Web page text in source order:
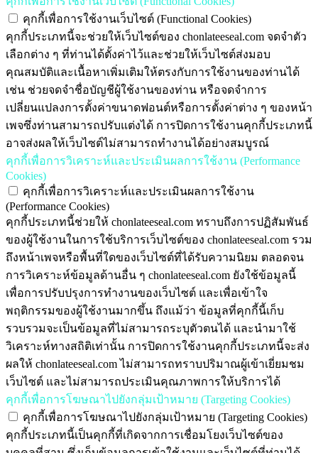
คุกกี้เพื่อการใช้งานเว็บไซต์ (Functional Cookies)
คุกกี้ประเภทนี้จะช่วยให้เว็บไซต์ของ chonlateeseal.com จดจำตัว
เลือกต่าง ๆ ที่ท่านได้ตั้งค่าไว้และช่วยให้เว็บไซต์ส่งมอบ
คุณสมบัติและเนื้อหาเพิ่มเติมให้ตรงกับการใช้งานของท่านได้
เช่น ช่วยจดจำชื่อบัญชีผู้ใช้งานของท่าน หรือจดจำการ
เปลี่ยนแปลงการตั้งค่าขนาดฟอนต์หรือการตั้งค่าต่าง ๆ ของหน้า
เพจซึ่งท่านสามารถปรับแต่งได้ การปิดการใช้งานคุกกี้ประเภทนี้
อาจส่งผลให้เว็บไซต์ไม่สามารถทำงานได้อย่างสมบูรณ์
คุกกี้เพื่อการวิเคราะห์และประเมินผลการใช้งาน (Performance
Cookies)
คุกกี้เพื่อการวิเคราะห์และประเมินผลการใช้งาน
(Performance Cookies)
คุกกี้ประเภทนี้ช่วยให้ chonlateeseal.com ทราบถึงการปฏิสัมพันธ์
ของผู้ใช้งานในการใช้บริการเว็บไซต์ของ chonlateeseal.com รวม
ถึงหน้าเพจหรือพื้นที่ใดของเว็บไซต์ที่ได้รับความนิยม ตลอดจน
การวิเคราะห์ข้อมูลด้านอื่น ๆ chonlateeseal.com ยังใช้ข้อมูลนี้
เพื่อการปรับปรุงการทำงานของเว็บไซต์ และเพื่อเข้าใจ
พฤติกรรมของผู้ใช้งานมากขึ้น ถึงแม้ว่า ข้อมูลที่คุกกี้นี้เก็บ
รวบรวมจะเป็นข้อมูลที่ไม่สามารถระบุตัวตนได้ และนำมาใช้
วิเคราะห์ทางสถิติเท่านั้น การปิดการใช้งานคุกกี้ประเภทนี้จะส่ง
ผลให้ chonlateeseal.com ไม่สามารถทราบปริมาณผู้เข้าเยี่ยมชม
เว็บไซต์ และไม่สามารถประเมินคุณภาพการให้บริการได้
คุกกี้เพื่อการโฆษณาไปยังกลุ่มเป้าหมาย (Targeting Cookies)
คุกกี้เพื่อการโฆษณาไปยังกลุ่มเป้าหมาย (Targeting Cookies)
คุกกี้ประเภทนี้เป็นคุกกี้ที่เกิดจากการเชื่อมโยงเว็บไซต์ของ